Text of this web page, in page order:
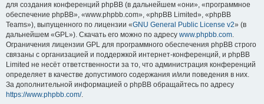
для создания конференций phpBB (в дальнейшем «они», «программное
обеспечение phpBB», «www.phpbb.com», «phpBB Limited», «phpBB
Teams»), выпущенного по лицензии «GNU General Public License v2» (в
дальнейшем «GPL»). Скачать его можно по адресу www.phpbb.com.
Ограничения лицензии GPL для программного обеспечения phpBB строго
связаны с организацией и поддержкой интернет-конференций, и phpBB
Limited не несёт ответственности за то, что администрация конференций
определяет в качестве допустимого содержания и/или поведения в них.
За дополнительной информацией о phpBB обращайтесь по адресу
https://www.phpbb.com/.